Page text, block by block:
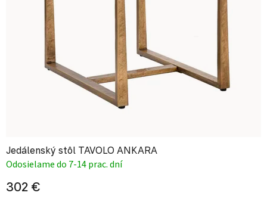
Jedálenský stôl TAVOLO ANKARA
Odosielame do 7-14 prac. dní
302 €